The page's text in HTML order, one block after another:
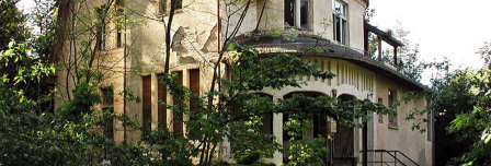
MfS Führungsstelle HA VIII Berlin-Hoppegarten